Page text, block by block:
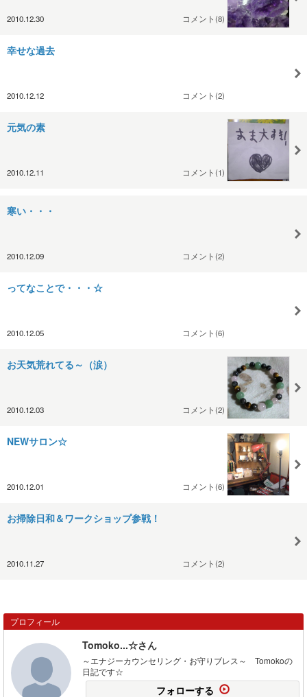
2010.12.30 コメント(8)
幸せな過去
2010.12.12 コメント(2)
元気の素
2010.12.11 コメント(1)
寒い・・・
2010.12.09 コメント(2)
ってなことで・・・☆
2010.12.05 コメント(6)
お天気荒れてる～（涙）
2010.12.03 コメント(2)
NEWサロン☆
2010.12.01 コメント(6)
お掃除日和＆ワークショップ参戦！
2010.11.27 コメント(2)
プロフィール
Tomoko...☆さん
～エナジーカウンセリング・お守りブレス～ Tomokoの
日記です☆
フォローする